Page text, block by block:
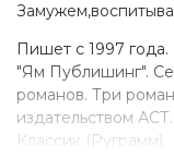
Пишет с 1997 года.
"Ям Публишинг".
романов. Три
издательством
Классик (Руграмм).